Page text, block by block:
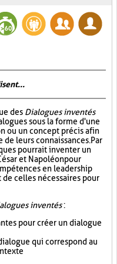
des Dialogues inventés
sous la forme d'une
ou un concept précis afin
leurs connaissances. Par
pourrait inventer un
et Napoléon pour
en leadership
celles nécessaires pour
inventés:
pour créer un dialogue
qui correspond au